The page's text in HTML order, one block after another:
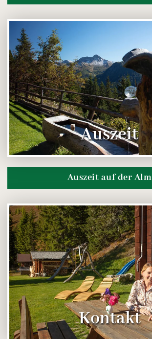
Auszeit
Auszeit auf der Alm
Kontakt